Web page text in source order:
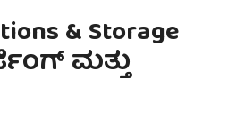
& Storage
ಮತ್ತು